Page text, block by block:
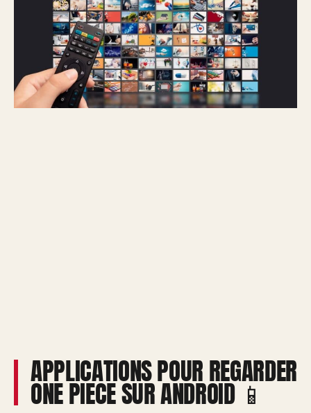
APPLICATIONS POUR REGARDER
ONE PIECE SUR ANDROID 📱